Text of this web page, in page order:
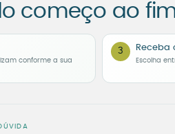
começo ao
conforme a sua
3 Receba
Escolha